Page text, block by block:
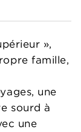
»,
famille,
une
sourd à
une